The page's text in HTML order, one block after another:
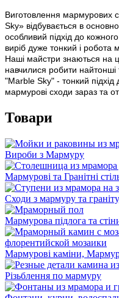
Виготовлення мармурових
Sky» відбувається в
особливий підхід до
виріб дуже тонкий і робота
Наші майстри знаються на
навчилися робити найтонші
"Marble Sky" - тонкий
мармурові сходи зараз та
Товари
Вироби з Мармуру
Мармурові та Гранітні
Сходи з мармуру та
Мармурова підлога та
Мармурові каміни,
Різьблення по мармуру